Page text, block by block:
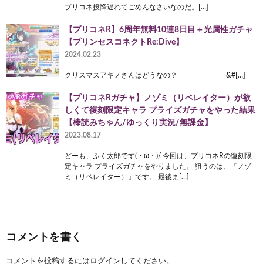
プリコネ投降遅れてごめんなさいなのだ。[…]
【プリコネR】6周年無料10連8日目＋光属性ガチャ
【プリンセスコネクトRe:Dive】
2024.02.23
クリスマスアキノさんはどうなの？ ————————&#[…]
【プリコネRガチャ】ノゾミ（リベレイター）が欲
しくて復刻限定キャラ プライズガチャをやった結果
【棒読みちゃん/ゆっくり実況/無課金】
2023.08.17
どーも、ふく太郎です(・ω・)/ 今回は、プリコネRの復刻限
定キャラ プライズガチャをやりました。 狙うのは、『ノゾ
ミ（リベレイター）』です。 最後ま[…]
コメントを書く
コメントを投稿するには ログイン してください。